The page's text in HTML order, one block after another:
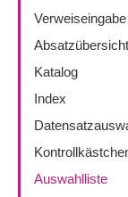
Verweiseingabe
Absatzübersicht
Katalog
Index
Auswahlliste